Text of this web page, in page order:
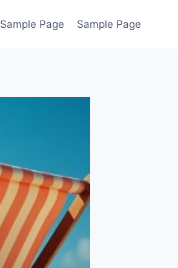
Sample Page Sample Page